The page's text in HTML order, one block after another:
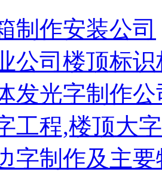
制作安装公司
公司楼顶标
发光字制作
工程,楼顶大
字制作及主要